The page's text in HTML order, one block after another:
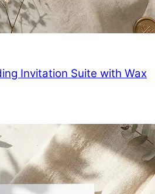
Invitation Suite with Wax